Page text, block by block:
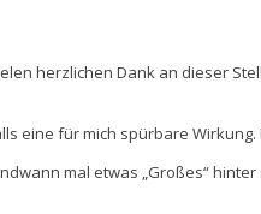
herzlichen Dank an dieser
eine für mich spürbare
mal etwas „Großes“